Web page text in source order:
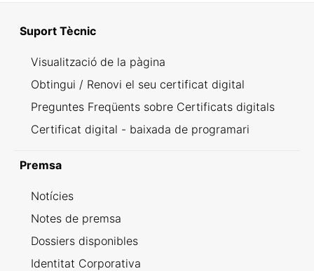
Suport Tècnic
Visualització de la pàgina
Obtingui / Renovi el seu certificat digital
Preguntes Freqüents sobre Certificats digitals
Certificat digital - baixada de programari
Premsa
Notícies
Notes de premsa
Dossiers disponibles
Identitat Corporativa